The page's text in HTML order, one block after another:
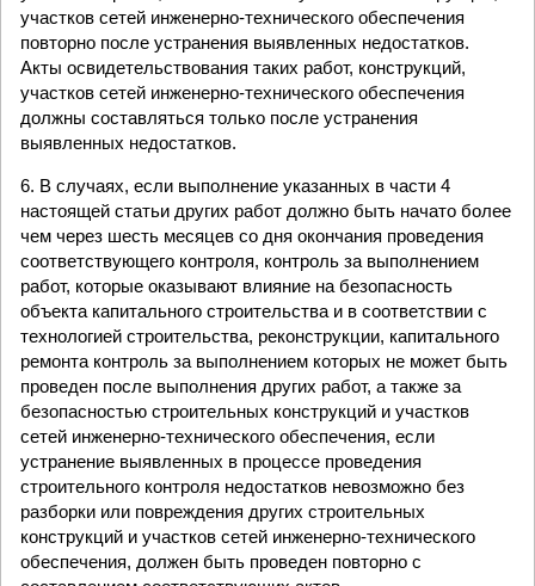
участков сетей инженерно-технического обеспечения
повторно после устранения выявленных недостатков.
Акты освидетельствования таких работ, конструкций,
участков сетей инженерно-технического обеспечения
должны составляться только после устранения
выявленных недостатков.
6. В случаях, если выполнение указанных в части 4
настоящей статьи других работ должно быть начато более
чем через шесть месяцев со дня окончания проведения
соответствующего контроля, контроль за выполнением
работ, которые оказывают влияние на безопасность
объекта капитального строительства и в соответствии с
технологией строительства, реконструкции, капитального
ремонта контроль за выполнением которых не может быть
проведен после выполнения других работ, а также за
безопасностью строительных конструкций и участков
сетей инженерно-технического обеспечения, если
устранение выявленных в процессе проведения
строительного контроля недостатков невозможно без
разборки или повреждения других строительных
конструкций и участков сетей инженерно-технического
обеспечения, должен быть проведен повторно с